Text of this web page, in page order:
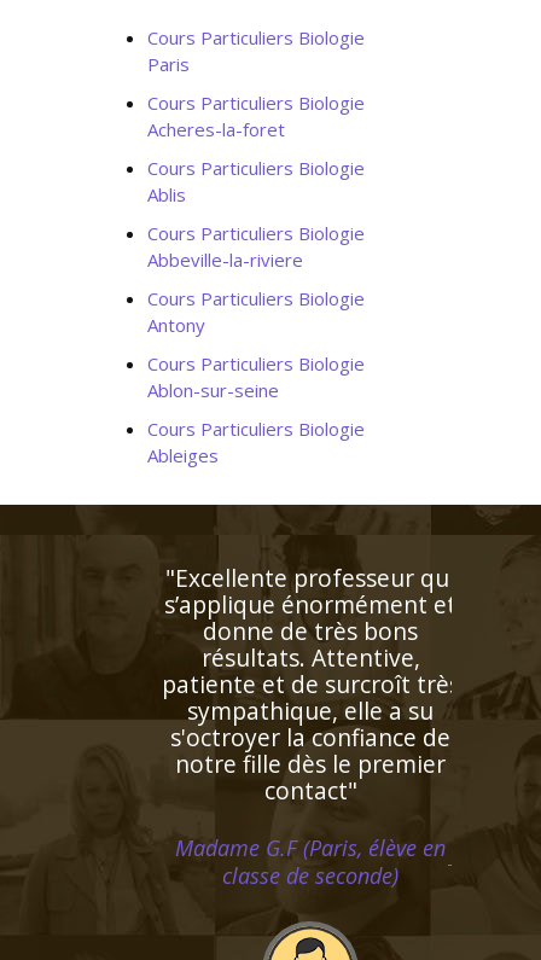
Cours Particuliers Biologie
Paris
Cours Particuliers Biologie
Acheres-la-foret
Cours Particuliers Biologie
Ablis
Cours Particuliers Biologie
Abbeville-la-riviere
Cours Particuliers Biologie
Antony
Cours Particuliers Biologie
Ablon-sur-seine
Cours Particuliers Biologie
Ableiges
"L’enseignante a détecté
rapidement les difficultés
de ma fille et lui a proposé
un plan de travail
personnalisé ! Ses notes se
sont améliorées au fur et à
mesure. De plus elle est
très gentille et je souhaite
la recommander à d'autres
entourage"
terminale)